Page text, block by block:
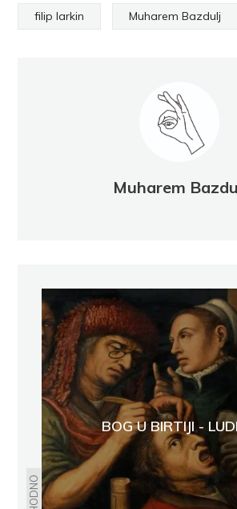
filip larkin Muharem Bazdulj
Muharem
BOG U BIRTIJI -